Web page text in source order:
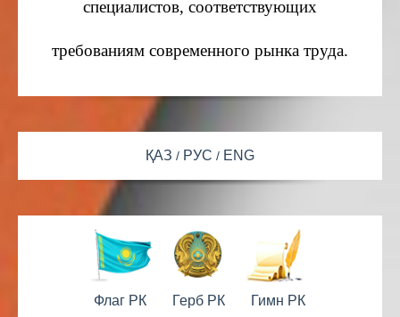
специалистов, соответствующих
требованиям современного рынка труда.
ҚАЗ РУС ENG
Флаг РК Герб РК Гимн РК